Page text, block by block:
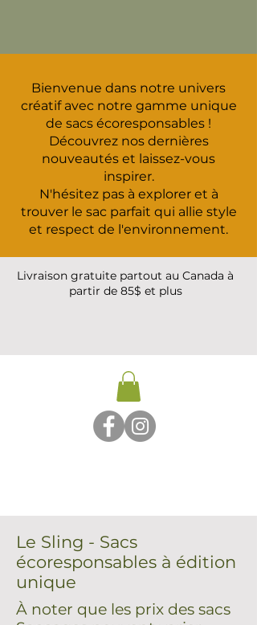
Livraison gratuite partout au Canada à
partir de 85$ et plus
Bienvenue dans notre univers
créatif avec notre gamme unique
de sacs écoresponsables !
Découvrez nos dernières
nouveautés et laissez-vous
inspirer.
N'hésitez pas à explorer et à
trouver le sac parfait qui allie style
et respect de l'environnement.
Le Sling - Sacs
écoresponsables à édition
unique
À noter que les prix des sacs